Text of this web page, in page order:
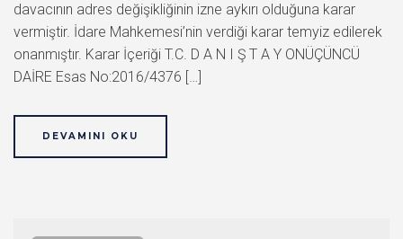
davacının adres değişikliğinin izne aykırı olduğuna karar
vermiştir. İdare Mahkemesi’nin verdiği karar temyiz edilerek
onanmıştır. Karar İçeriği T.C. D A N I Ş T A Y ONÜÇÜNCÜ
DAİRE Esas No:2016/4376 […]
DEVAMINI OKU